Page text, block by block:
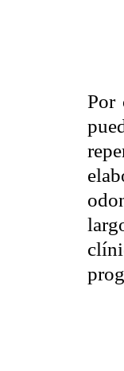
Por